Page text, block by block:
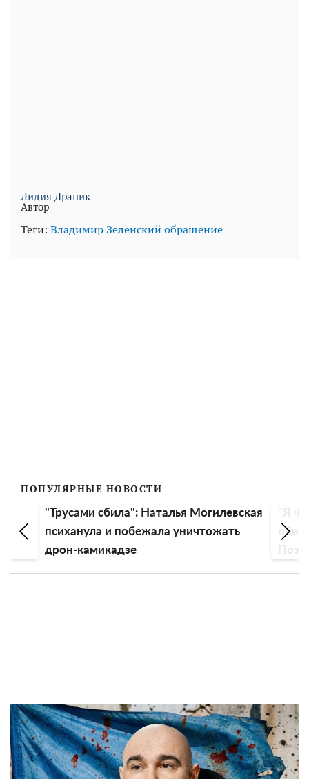
Лидия Драник
Автор
Теги: Владимир Зеленский обращение
ПОПУЛЯРНЫЕ НОВОСТИ
"Трусами сбила": Наталья Могилевская
психанула и побежала уничтожать
дрон-камикадзе